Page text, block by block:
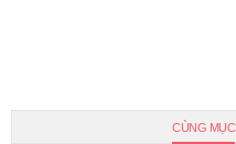
CÙNG MỤC